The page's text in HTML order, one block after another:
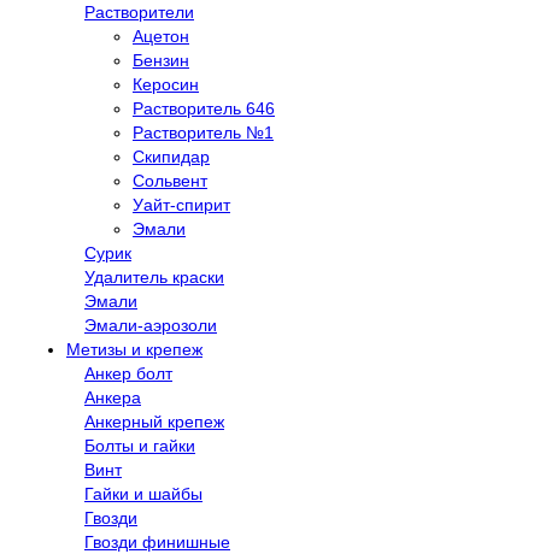
Растворители
Ацетон
Бензин
Керосин
Растворитель 646
Растворитель №1
Скипидар
Сольвент
Уайт-спирит
Эмали
Сурик
Удалитель краски
Эмали
Эмали-аэрозоли
Метизы и крепеж
Анкер болт
Анкера
Анкерный крепеж
Болты и гайки
Винт
Гайки и шайбы
Гвозди
Гвозди финишные